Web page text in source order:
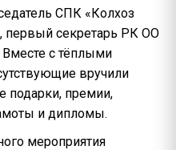
СПК «Колхоз
, первый секретарь РК ОО
Вместе с тёплыми
вручили
подарки, премии,
и дипломы.
мероприятия